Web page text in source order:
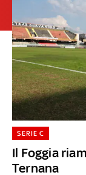
Il Foggia
Ternana
SERIE C